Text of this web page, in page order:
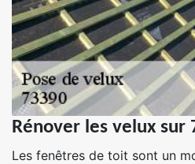
Rénover les velux sur
Les fenêtres de toit sont un